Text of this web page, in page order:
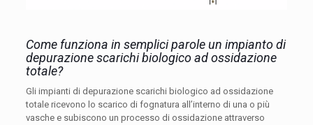
Come funziona in semplici parole un impianto di
depurazione scarichi biologico ad ossidazione
totale?
Gli impianti di depurazione scarichi biologico ad ossidazione
totale ricevono lo scarico di fognatura all’interno di una o più
vasche e subiscono un processo di ossidazione attraverso